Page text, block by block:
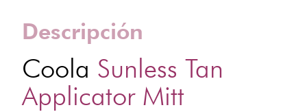
Descripción
Coola Sunless Tan
Applicator Mitt